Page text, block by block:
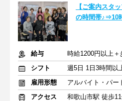
【ご案内スタ
の時間帯♪⇒10
給与
時給1200円以上
シフト
週5日 1日3時間以
雇用形態
アルバイト・パー
アクセス
和歌山市駅 徒歩